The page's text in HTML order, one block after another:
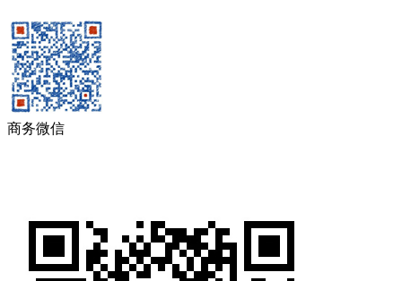
商务微信